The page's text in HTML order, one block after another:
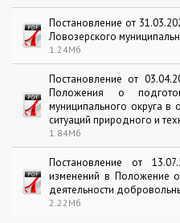
Постановление от
Ловозерского
1.24Мб
Постановление от
Положения о
муниципального округа в
ситуаций природного и
1.84Мб
Постановление от
изменений в Положение
деятельности
2.22Мб